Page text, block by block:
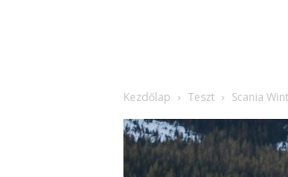
Kezdőlap Teszt Scania